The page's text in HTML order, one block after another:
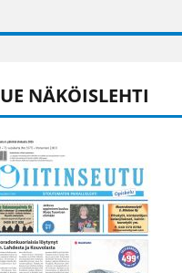
lehdessä
NÄKÖISLEHTI